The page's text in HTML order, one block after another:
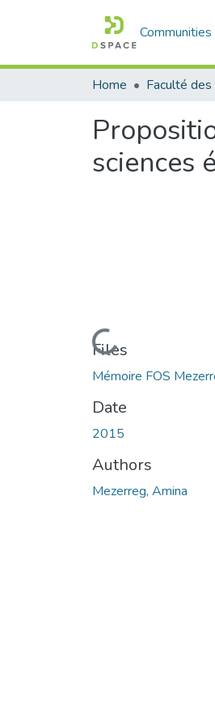
Home
sciences
Loading...
Files
Mémoire FOS
Date
2015
Authors
Mezerreg, Amina